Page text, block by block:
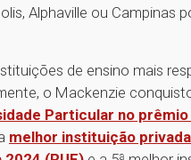
Alphaville ou Campinas
de ensino mais
o Mackenzie
Particular no
melhor instituição